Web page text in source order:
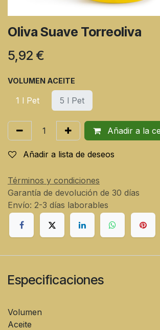
Oliva Suave Torreoliva
5,92 €
VOLUMEN ACEITE
1 l Pet 5 l Pet
Añadir a la
Añadir a lista de deseos
Términos y condiciones
Garantía de devolución de 30 días
Envío: 2-3 días laborables
Especificaciones
Volumen
Aceite